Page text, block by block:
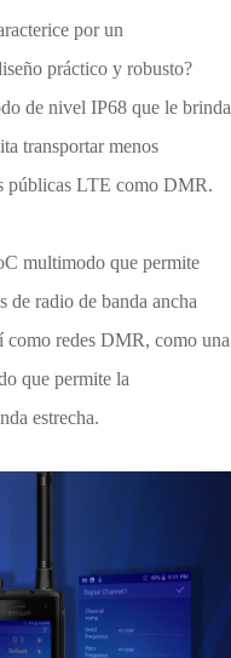
por un
práctico y robusto?
de nivel IP68 que le brinda
transportar menos
públicas LTE como DMR.
multimodo que permite
de radio de banda ancha
redes DMR, como una
que permite la
estrecha.